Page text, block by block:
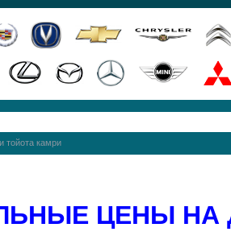
тойота камри
ЦЕНЫ